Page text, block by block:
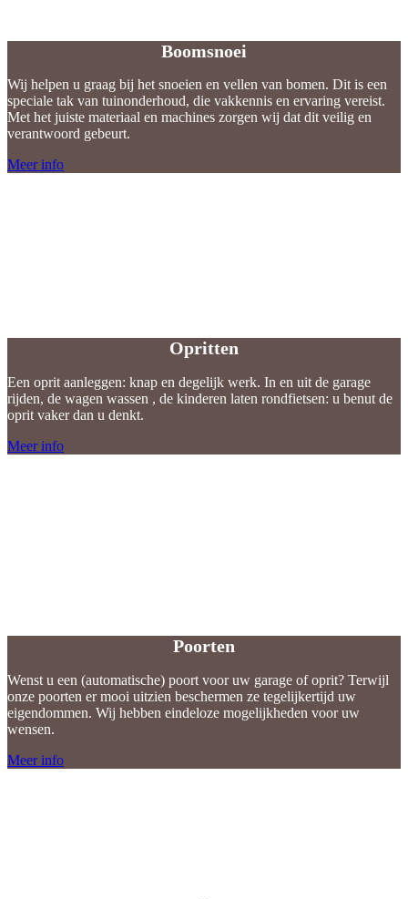
Boomsnoei
Wij helpen u graag bij het snoeien en vellen van bomen. Dit is een
speciale tak van tuinonderhoud, die vakkennis en ervaring vereist.
Met het juiste materiaal en machines zorgen wij dat dit veilig en
verantwoord gebeurt.
Meer info
Opritten
Een oprit aanleggen: knap en degelijk werk. In en uit de garage
rijden, de wagen wassen , de kinderen laten rondfietsen: u benut de
oprit vaker dan u denkt.
Meer info
Poorten
Wenst u een (automatische) poort voor uw garage of oprit? Terwijl
onze poorten er mooi uitzien beschermen ze tegelijkertijd uw
eigendommen. Wij hebben eindeloze mogelijkheden voor uw
wensen.
Meer info